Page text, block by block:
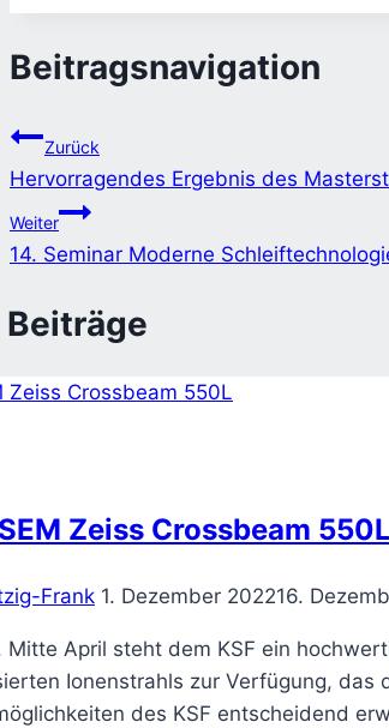
Beitragsnavigation
Zurück
Hervorragendes Ergebnis des
Weiter
14. Seminar Moderne
Zeiss Crossbeam 550L
Frank 1. Dezember 202216.
Mitte April steht dem KSF ein
Ionenstrahls zur Verfügung, das
des KSF entscheidend